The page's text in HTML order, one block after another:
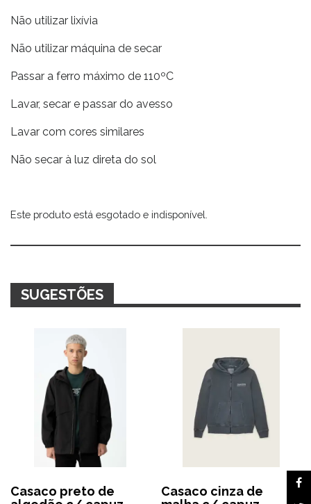
Não utilizar lixívia
Não utilizar máquina de secar
Passar a ferro máximo de 110ºC
Lavar, secar e passar do avesso
Lavar com cores similares
Não secar à luz direta do sol
Este produto está esgotado e indisponível.
Alternative:
SUGESTÕES
Casaco preto de
Casaco cinza de